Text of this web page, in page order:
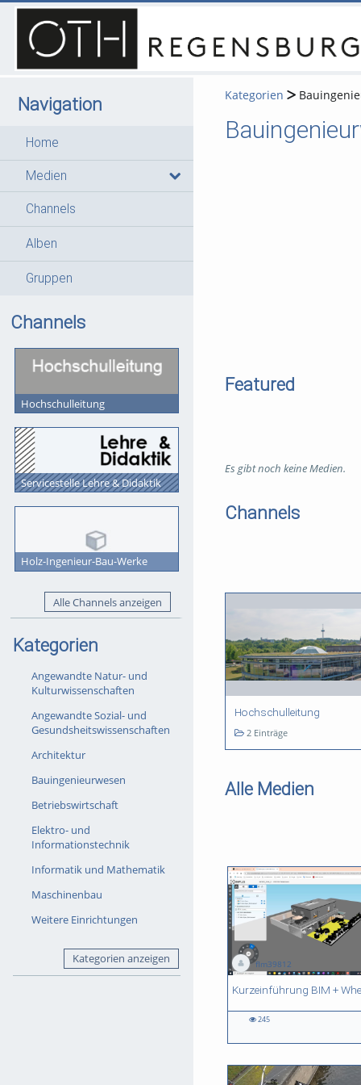
Navigation
Home
Medien
Channels
Alben
Gruppen
Channels
Hochschulleitung
Servicestelle Lehre & Didaktik
Holz-Ingenieur-Bau-Werke
Alle Channels anzeigen
Kategorien
Angewandte Natur- und
Kulturwissenschaften
Angewandte Sozial- und
Gesundsheitswissenschaften
Architektur
Bauingenieurwesen
Betriebswirtschaft
Elektro- und
Informationstechnik
Informatik und Mathematik
Maschinenbau
Weitere Einrichtungen
Kategorien anzeigen
Kategorien
Featured
Es gibt noch keine Medien.
Channels
Hochschulleitung
2 Einträge
Alle Medien
flm39812
20:39 duration
245
05:58 duration